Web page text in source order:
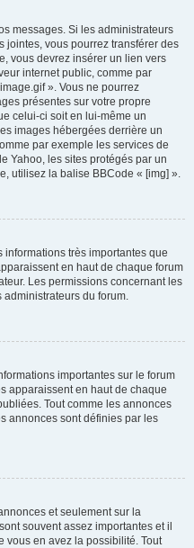
messages. Si les administrateurs
jointes, vous pourrez transférer des
vous devrez insérer un lien vers
internet public, comme par
». Vous ne pourrez
présentes sur votre propre
celui-ci soit en lui-même un
images hébergées derrière un
par exemple les services de
Yahoo, les sites protégés par un
utilisez la balise BBCode « [img] ».
très importantes que
en haut de chaque forum
Les permissions concernant les
du forum.
importantes sur le forum
apparaissent en haut de chaque
Tout comme les annonces
annonces sont définies par les
et seulement sur la
souvent assez importantes et il
vous en avez la possibilité. Tout